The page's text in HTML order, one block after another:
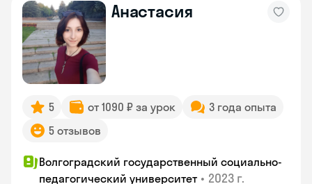
Анастасия
5 от 1090 ₽ за урок
3 года опыта
5 отзывов
Волгоградский государственный социально-
педагогический университет • 2023 г.